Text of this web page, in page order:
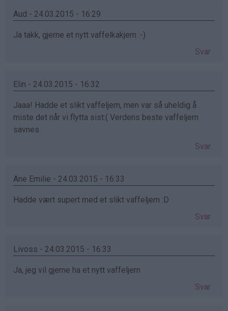
Aud - 24.03.2015 - 16:29
Ja takk, gjerne et nytt vaffelkakjern :-)
Svar
Elin - 24.03.2015 - 16:32
Jaaa! Hadde et slikt vaffeljern, men var så uheldig å
miste det når vi flytta sist:( Verdens beste vaffeljern
savnes.
Svar
Ane Emilie - 24.03.2015 - 16:33
Hadde vært supert med et slikt vaffeljern :D
Svar
Livoss - 24.03.2015 - 16:33
Ja, jeg vil gjerne ha et nytt vaffeljern
Svar